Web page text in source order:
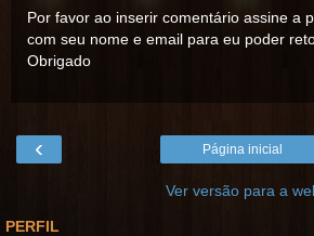
Por favor ao inserir comentário assine a
com seu nome e email para eu poder
Obrigado
‹ Página inicial
Ver versão para a
PERFIL